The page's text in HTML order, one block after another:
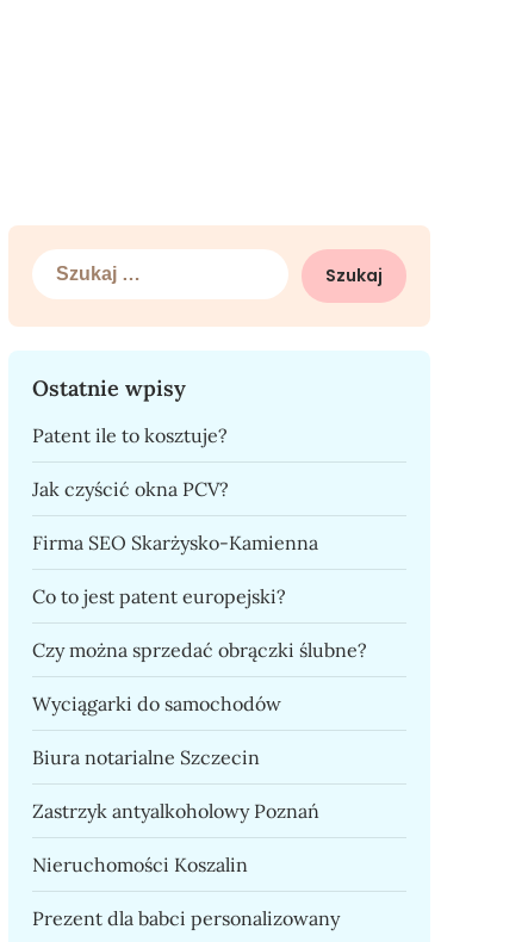
Szukaj:
Ostatnie wpisy
Patent ile to kosztuje?
Jak czyścić okna PCV?
Firma SEO Skarżysko-Kamienna
Co to jest patent europejski?
Czy można sprzedać obrączki ślubne?
Wyciągarki do samochodów
Biura notarialne Szczecin
Zastrzyk antyalkoholowy Poznań
Nieruchomości Koszalin
Prezent dla babci personalizowany